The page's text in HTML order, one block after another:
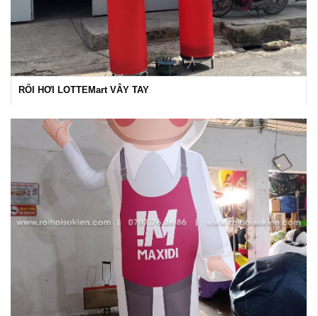
RỐI HƠI LOTTEMart VẪY TAY